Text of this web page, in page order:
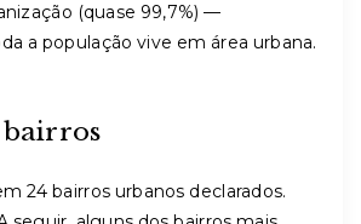
(quase 99,7%) —
a população vive em área urbana.
24 bairros urbanos declarados.